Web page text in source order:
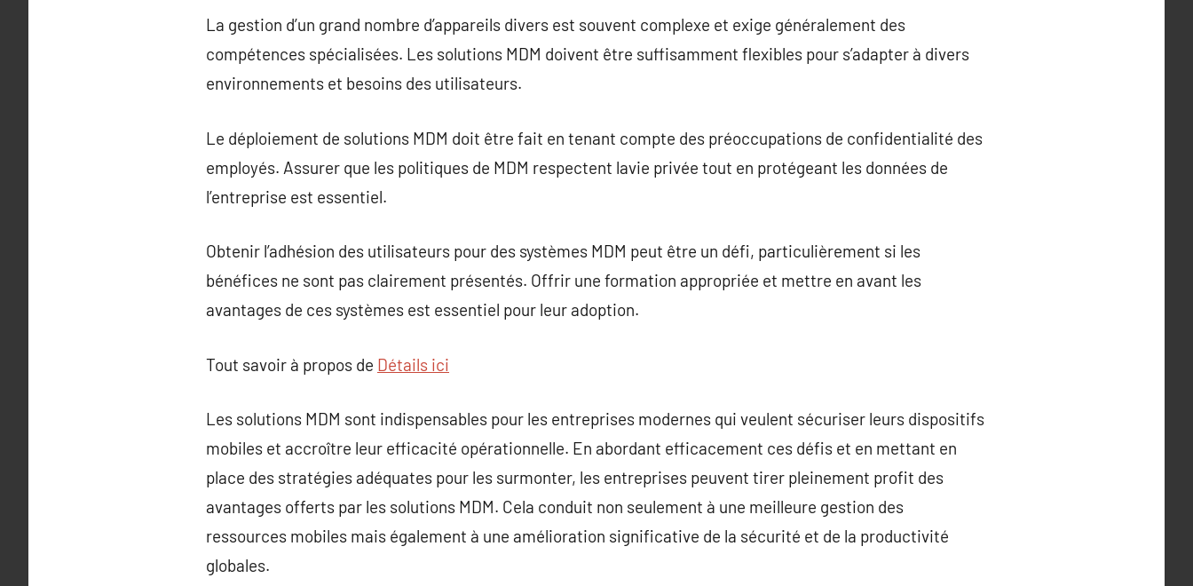
La gestion d’un grand nombre d’appareils divers est souvent complexe et exige généralement des
compétences spécialisées. Les solutions MDM doivent être suffisamment flexibles pour s’adapter à divers
environnements et besoins des utilisateurs.
Le déploiement de solutions MDM doit être fait en tenant compte des préoccupations de confidentialité des
employés. Assurer que les politiques de MDM respectent lavie privée tout en protégeant les données de
l’entreprise est essentiel.
Obtenir l’adhésion des utilisateurs pour des systèmes MDM peut être un défi, particulièrement si les
bénéfices ne sont pas clairement présentés. Offrir une formation appropriée et mettre en avant les
avantages de ces systèmes est essentiel pour leur adoption.
Tout savoir à propos de Détails ici
Les solutions MDM sont indispensables pour les entreprises modernes qui veulent sécuriser leurs dispositifs
mobiles et accroître leur efficacité opérationnelle. En abordant efficacement ces défis et en mettant en
place des stratégies adéquates pour les surmonter, les entreprises peuvent tirer pleinement profit des
avantages offerts par les solutions MDM. Cela conduit non seulement à une meilleure gestion des
ressources mobiles mais également à une amélioration significative de la sécurité et de la productivité
globales.